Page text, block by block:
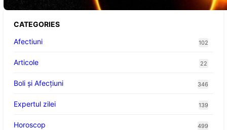
CATEGORIES
Afectiuni
102
Articole 22
Boli și Afecțiuni 346
Expertul zilei 139
Horoscop 499